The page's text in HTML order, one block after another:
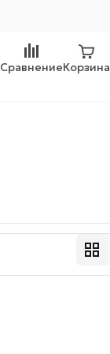
СравнениеКорзина